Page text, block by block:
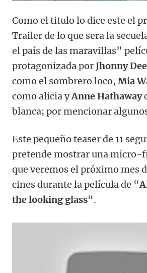
Como el titulo lo dice este el
Trailer de lo que sera la
el país de las maravillas”
protagonizada porJhonny
como el sombrero loco, Mia
como alicia yAnne Hathaway
blanca; por mencionar
Este pequeño teaser de 11
pretende mostrar una micro-
que veremos el próximo mes
cines durante la película de “
the looking glass“.